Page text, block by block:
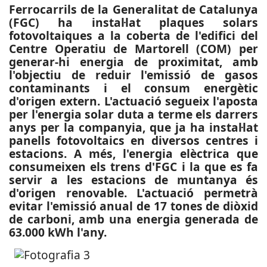
Ferrocarrils de la Generalitat de Catalunya
(FGC) ha instal·lat plaques solars
fotovoltaiques a la coberta de l'edifici del
Centre Operatiu de Martorell (COM) per
generar-hi energia de proximitat, amb
l'objectiu de reduir l'emissió de gasos
contaminants i el consum energètic
d'origen extern. L'actuació segueix l'aposta
per l'energia solar duta a terme els darrers
anys per la companyia, que ja ha instal·lat
panells fotovoltaics en diversos centres i
estacions. A més, l'energia elèctrica que
consumeixen els trens d'FGC i la que es fa
servir a les estacions de muntanya és
d'origen renovable. L'actuació permetrà
evitar l'emissió anual de 17 tones de diòxid
de carboni, amb una energia generada de
63.000 kWh l'any.